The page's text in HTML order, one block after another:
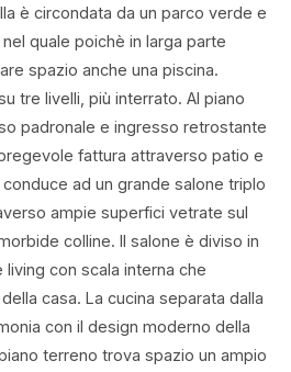
è circondata da un parco verde e
quale poichè in larga parte
spazio anche una piscina.
tre livelli, più interrato. Al piano
padronale e ingresso retrostante
fattura attraverso patio e
ad un grande salone triplo
ampie superfici vetrate sul
colline. Il salone è diviso in
con scala interna che
casa. La cucina separata dalla
con il design moderno della
terreno trova spazio un ampio